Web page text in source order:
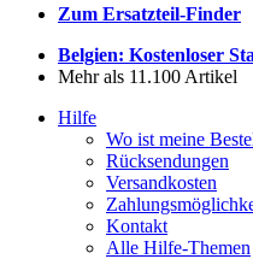
Zum Ersatzteil-Finder
Belgien: Kostenloser
Mehr als 11.100 Artikel
Hilfe
Wo ist meine
Rücksendungen
Versandkosten
Kontakt
Alle Hilfe-Themen